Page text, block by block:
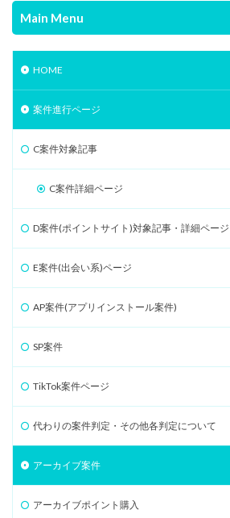
Main Menu
HOME
案件進行ページ
C案件対象記事
C案件詳細ページ
D案件(ポイントサイト)対象記事・詳細ページ
E案件(出会い系)ページ
AP案件(アプリインストール案件)
SP案件
TikTok案件ページ
代わりの案件判定・その他各判定について
アーカイブ案件
アーカイブポイント購入